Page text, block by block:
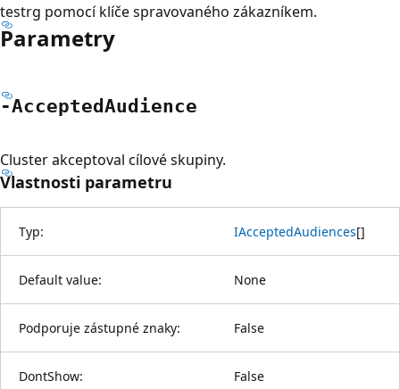
testrg pomocí klíče spravovaného zákazníkem.
Parametry
-AcceptedAudience
Cluster akceptoval cílové skupiny.
Vlastnosti parametru
Typ: IAcceptedAudiences[]
Default value: None
Podporuje zástupné znaky: False
DontShow: False